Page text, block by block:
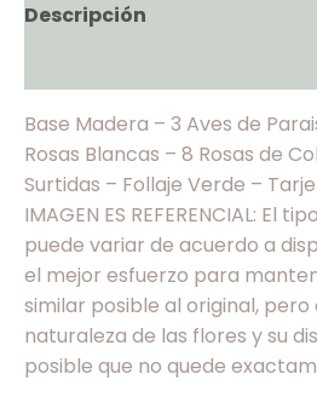
Descripción
Base Madera – 3 Aves de
Rosas Blancas – 8 Rosas de
Surtidas – Follaje Verde –
IMAGEN ES REFERENCIAL: El
puede variar de acuerdo a
el mejor esfuerzo para
similar posible al original, pero
naturaleza de las flores y su
posible que no quede